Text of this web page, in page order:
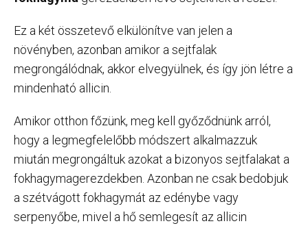
Ez a két összetevő elkülönítve van jelen a
növényben, azonban amikor a sejtfalak
megrongálódnak, akkor elvegyülnek, és így jön létre a
mindenható allicin.
Amikor otthon főzünk, meg kell győződnünk arról,
hogy a legmegfelelőbb módszert alkalmazzuk
miután megrongáltuk azokat a bizonyos sejtfalakat a
fokhagymagerezdekben. Azonban ne csak bedobjuk
a szétvágott fokhagymát az edénybe vagy
serpenyőbe, mivel a hő semlegesít az allicin